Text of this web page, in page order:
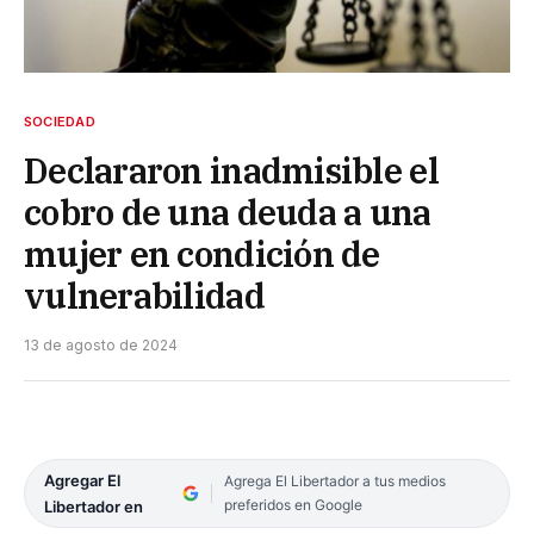
SOCIEDAD
Declararon inadmisible el
cobro de una deuda a una
mujer en condición de
vulnerabilidad
13 de agosto de 2024
Agregar El
Libertador en
Agrega El Libertador a tus medios
preferidos en Google